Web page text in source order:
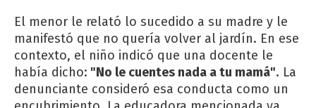
El menor le relató lo sucedido a su madre y le
manifestó que no quería volver al jardín. En ese
contexto, el niño indicó que una docente le
había dicho: "No le cuentes nada a tu mamá". La
denunciante consideró esa conducta como un